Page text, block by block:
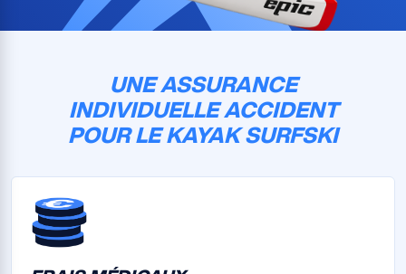
UNE ASSURANCE
INDIVIDUELLE ACCIDENT
POUR LE KAYAK SURFSKI